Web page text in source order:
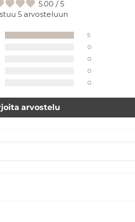
5.00 / 5
5 arvosteluun
5
0
0
0
0
arvostelu